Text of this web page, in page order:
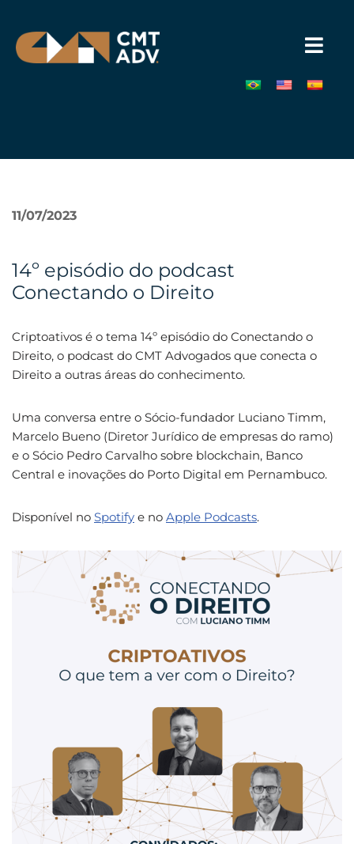
Pular
para
»
14º episódio do podcast
Conectando o Direito
11/07/2023
Criptoativos é o tema 14º episódio do Conectando o
Direito, o podcast do CMT Advogados que conecta o
Direito a outras áreas do conhecimento.
Uma conversa entre o Sócio-fundador Luciano Timm,
Marcelo Bueno (Diretor Jurídico de empresas do ramo)
e o Sócio Pedro Carvalho sobre blockchain, Banco
Central e inovações do Porto Digital em Pernambuco.
Disponível no Spotify e no Apple Podcasts.